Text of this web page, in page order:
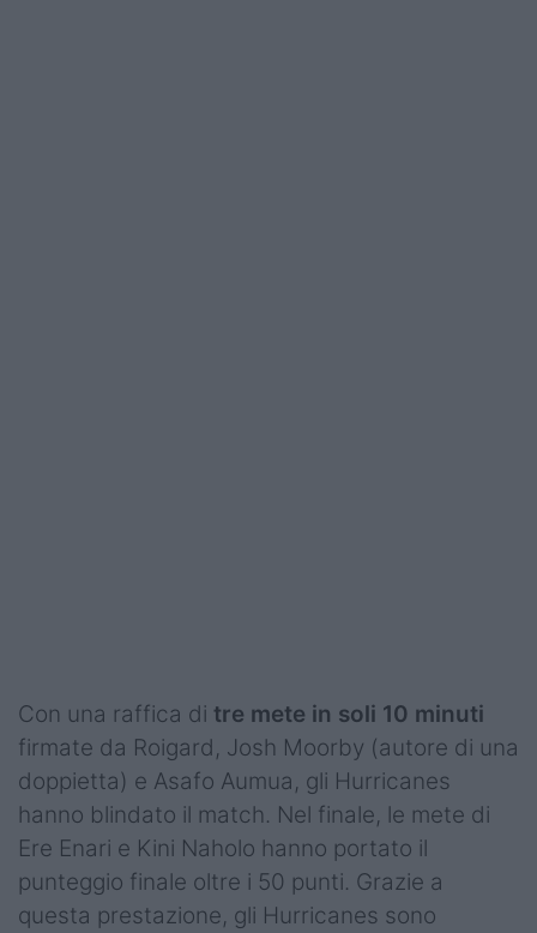
Con una raffica di tre mete in soli 10 minuti
firmate da Roigard, Josh Moorby (autore di una
doppietta) e Asafo Aumua, gli Hurricanes
hanno blindato il match. Nel finale, le mete di
Ere Enari e Kini Naholo hanno portato il
punteggio finale oltre i 50 punti. Grazie a
questa prestazione, gli Hurricanes sono